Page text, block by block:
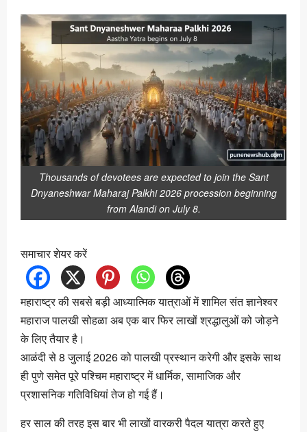
Thousands of devotees are expected to join the Sant
Dnyaneshwar Maharaj Palkhi 2026 procession beginning
from Alandi on July 8.
समाचार शेयर करें
महाराष्ट्र की सबसे बड़ी आध्यात्मिक यात्राओं में शामिल संत ज्ञानेश्वर
महाराज पालखी सोहळा अब एक बार फिर लाखों श्रद्धालुओं को जोड़ने
के लिए तैयार है।
आळंदी से 8 जुलाई 2026 को पालखी प्रस्थान करेगी और इसके साथ
ही पुणे समेत पूरे पश्चिम महाराष्ट्र में धार्मिक, सामाजिक और
प्रशासनिक गतिविधियां तेज हो गई हैं।
हर साल की तरह इस बार भी लाखों वारकरी पैदल यात्रा करते हुए